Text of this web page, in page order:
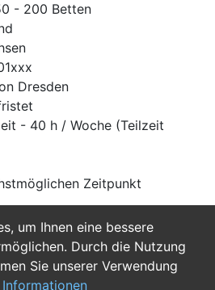
um Ihnen eine bessere
Durch die Nutzung
Sie unserer Verwendung
Informationen
- 200 Betten
Dresden
- 40 h / Woche (Teilzeit
Zeitpunkt
Bewerben